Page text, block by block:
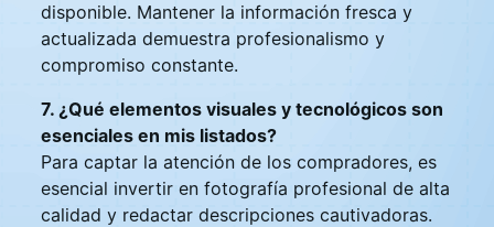
disponible. Mantener la información fresca y
actualizada demuestra profesionalismo y
compromiso constante.
7. ¿Qué elementos visuales y tecnológicos son
esenciales en mis listados?
Para captar la atención de los compradores, es
esencial invertir en fotografía profesional de alta
calidad y redactar descripciones cautivadoras.